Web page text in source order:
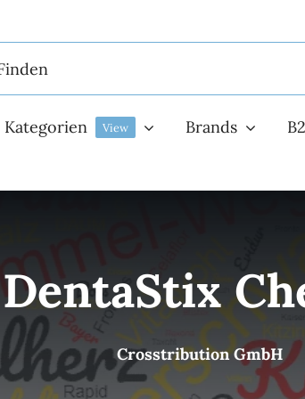
Kategorien View Brands
DentaStix
Crosstribution GmbH